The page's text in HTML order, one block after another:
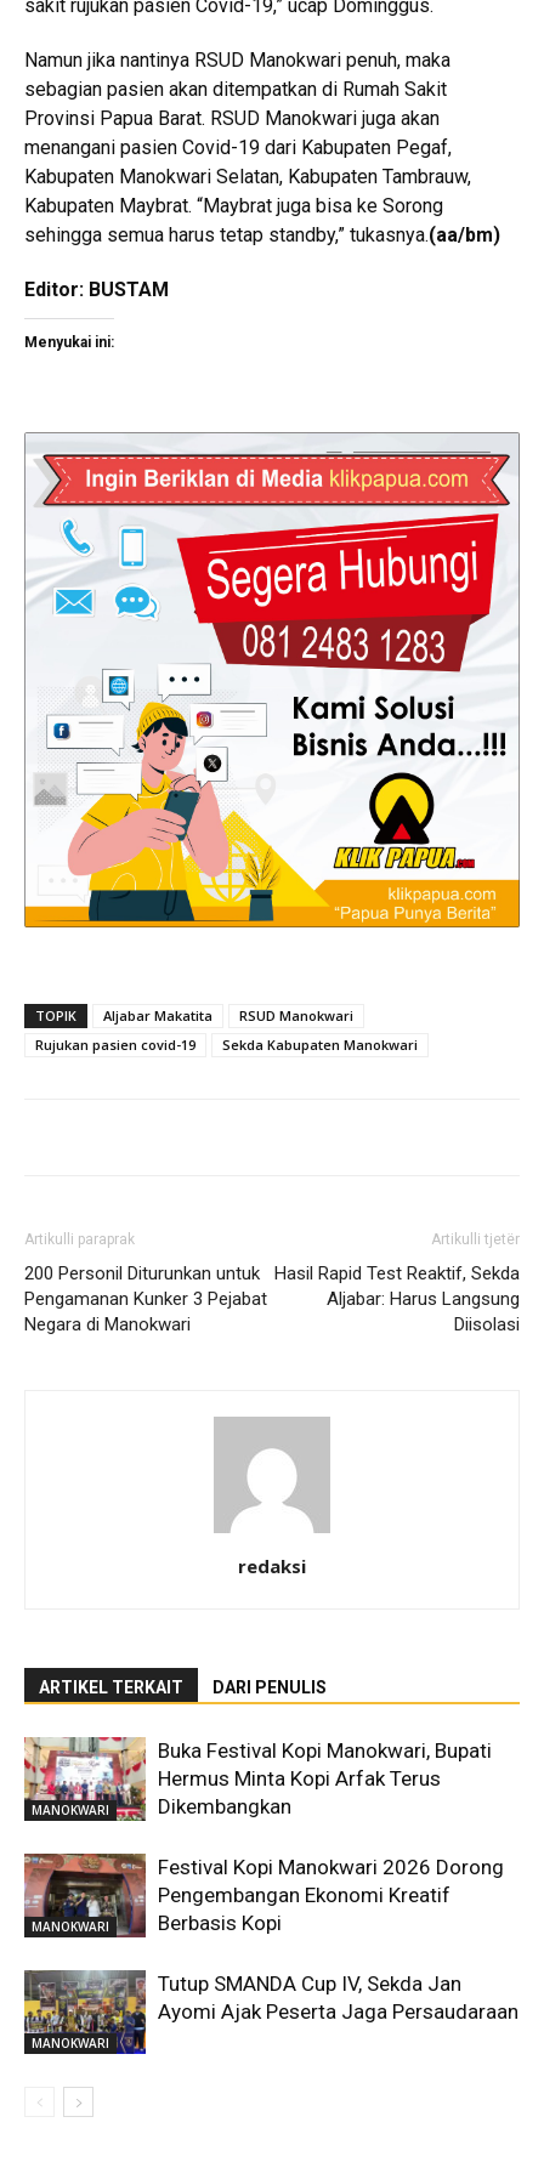
sakit rujukan pasien Covid-19,” ucap Dominggus.
Namun jika nantinya RSUD Manokwari penuh, maka
sebagian pasien akan ditempatkan di Rumah Sakit
Provinsi Papua Barat. RSUD Manokwari juga akan
menangani pasien Covid-19 dari Kabupaten Pegaf,
Kabupaten Manokwari Selatan, Kabupaten Tambrauw,
Kabupaten Maybrat. “Maybrat juga bisa ke Sorong
sehingga semua harus tetap standby,” tukasnya.(aa/bm)
Editor: BUSTAM
Menyukai ini:
TOPIK Aljabar Makatita
RSUD Manokwari
Rujukan pasien covid-19
Sekda Kabupaten Manokwari
Artikulli paraprak
200 Personil Diturunkan untuk
Pengamanan Kunker 3 Pejabat
Negara di Manokwari
Artikulli tjetër
Hasil Rapid Test Reaktif, Sekda
Aljabar: Harus Langsung
Diisolasi
redaksi
ARTIKEL TERKAIT DARI PENULIS
MANOKWARI
Buka Festival Kopi Manokwari, Bupati
Hermus Minta Kopi Arfak Terus
Dikembangkan
MANOKWARI
Festival Kopi Manokwari 2026 Dorong
Pengembangan Ekonomi Kreatif
Berbasis Kopi
MANOKWARI
Tutup SMANDA Cup IV, Sekda Jan
Ayomi Ajak Peserta Jaga Persaudaraan